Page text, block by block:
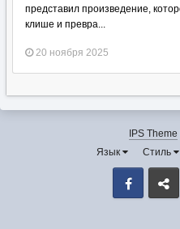
представил произведение,
клише и превра...
20 ноября 2025
IPS Theme
Язык
Стиль